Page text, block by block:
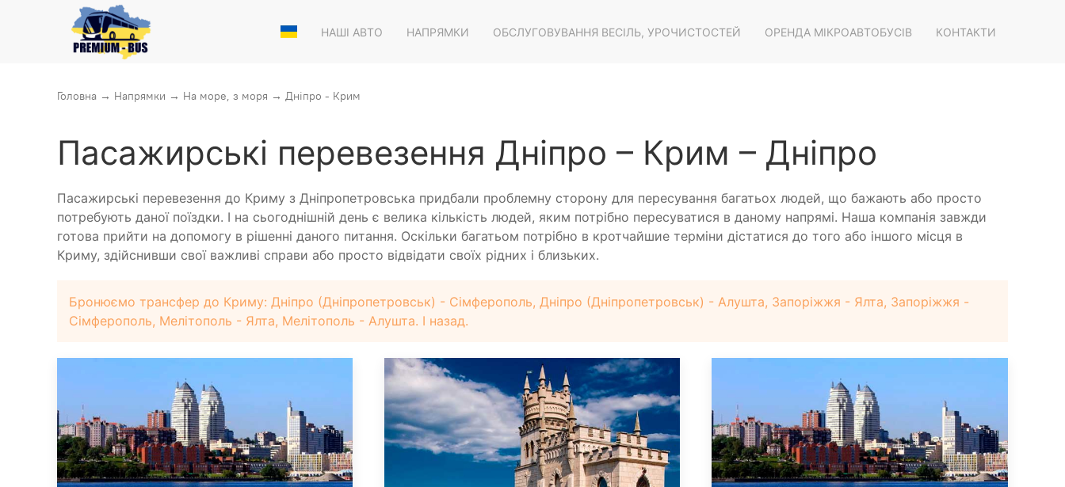
НАШІ АВТО НАПРЯМКИ ОБСЛУГОВУВАННЯ ВЕСІЛЬ, УРОЧИСТОСТЕЙ ОРЕНДА МІКРОАВТОБУСІВ КОНТАКТИ
Головна → Напрямки → На море, з моря → Дніпро - Крим
Пасажирські перевезення Дніпро – Крим – Дніпро
Пасажирські перевезення до Криму з Дніпропетровська придбали проблемну сторону для пересування багатьох людей, що бажають або просто
потребують даної поїздки. І на сьогоднішній день є велика кількість людей, яким потрібно пересуватися в даному напрямі. Наша компанія завжди
готова прийти на допомогу в рішенні даного питання. Оскільки багатьом потрібно в кротчайшие терміни дістатися до того або іншого місця в
Криму, здійснивши свої важливі справи або просто відвідати своїх рідних і близьких.
Бронюємо трансфер до Криму: Дніпро (Дніпропетровськ) - Сімферополь, Дніпро (Дніпропетровськ) - Алушта, Запоріжжя - Ялта, Запоріжжя -
Сімферополь, Мелітополь - Ялта, Мелітополь - Алушта. І назад.